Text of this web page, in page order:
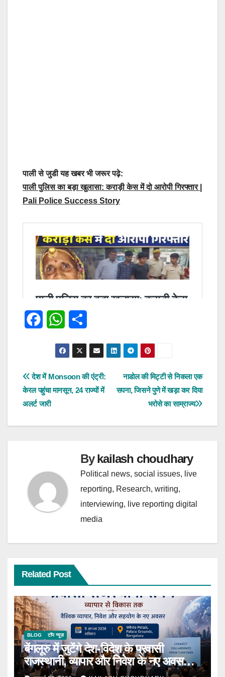
पाली से जुडी यह खबर भी जरूर पढ़े:
पाली पुलिस का बड़ा खुलासा: कराड़ी केस में दो आरोपी गिरफ्तार |
Pali Police Success Story
e
b
o
W
a
t
s
p
a
r
e
पोस्ट
नेविगेशन
नाडोल की मिट्टी से निकला एक
सपना, जिसने पुणे में खड़ा कर दिया
भरोसे का साम्राज्य
देश में Monsoon की एंट्री:
केरल पहुंचा मानसून, 24 राज्यों में
अलर्ट जारी
Bykailash choudhary
Political news, social issues, live
reporting, Research, writing,
interviewing, live reporting digital
media
Related Post
BLOG टॉप न्यूज़
बेंगलूरु में जुटेंगे देश-विदेश के प्रवासी
राजस्थानी, व्यापार और निवेश के नए अवसरों
पर होगा मंथन